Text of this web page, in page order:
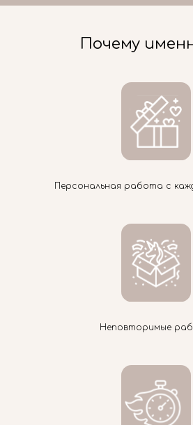
Почему
Персональная работа с
Неповторимые